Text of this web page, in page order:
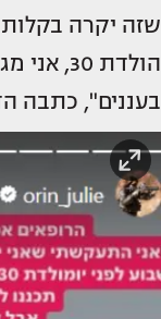
שזה יקרה בקלות
הולדת
בעננים", כתבה